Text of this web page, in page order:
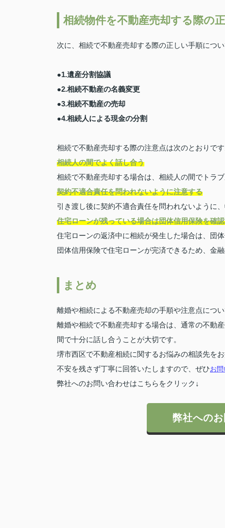
相続物件を不動産売却する際の
次に、相続で不動産売却する際の正しい手順につい
●1.遺産分割協議
●2.相続不動産の名義変更
●3.相続不動産の売却
●4.相続人による現金の分割
相続で不動産売却する際の注意点は次のとおりです
相続人の間でよく話し合う
相続で不動産売却する場合は、相続人の間でトラ
契約不適合責任を問われないように注意する
引き渡し後に契約不適合責任を問われないように
住宅ローンが残っている場合は団体信用保険を確
住宅ローンの返済中に相続が発生した場合は、団
団体信用保険で住宅ローンが完済できるため、金
まとめ
離婚や相続による不動産売却の手順や注意点につい
離婚や相続で不動産売却する場合は、通常の不動
間で十分に話し合うことが大切です。
堺市西区で不動産相続に関するお悩みの相談先を
不安を残さず丁寧に回答いたしますので、ぜひお
弊社へのお問い合わせはこちらをクリック↓
弊社への